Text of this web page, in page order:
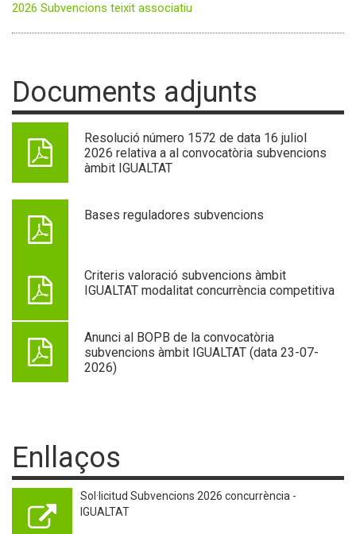
2026 Subvencions teixit associatiu
Documents adjunts
Resolució número 1572 de data 16 juliol
2026 relativa a al convocatòria subvencions
àmbit IGUALTAT
Bases reguladores subvencions
Criteris valoració subvencions àmbit
IGUALTAT modalitat concurrència competitiva
Anunci al BOPB de la convocatòria
subvencions àmbit IGUALTAT (data 23-07-
2026)
Enllaços
Sol·licitud Subvencions 2026 concurrència -
IGUALTAT